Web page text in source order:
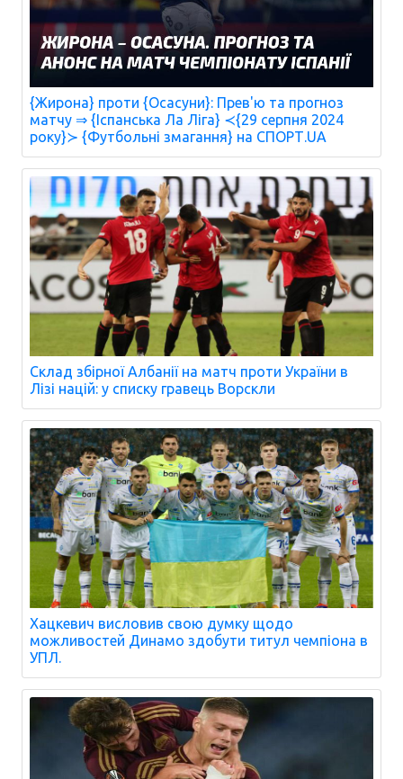
{Жирона} проти {Осасуни}: Прев'ю та прогноз
матчу ⇒ {Іспанська Ла Ліга} ≺{29 серпня 2024
року}≻ {Футбольні змагання} на СПОРТ.UA
Склад збірної Албанії на матч проти України в
Лізі націй: у списку гравець Ворскли
Хацкевич висловив свою думку щодо
можливостей Динамо здобути титул чемпіона в
УПЛ.